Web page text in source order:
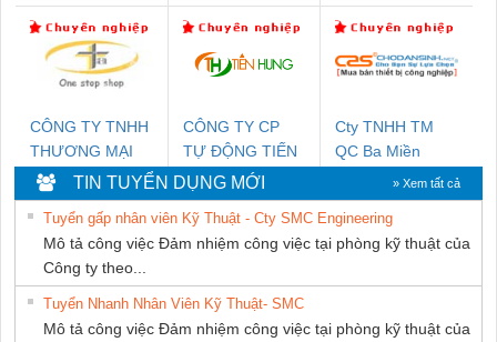
CÔNG TY TNHH
THƯƠNG MẠI
THIÊN ÂN VIỆT
NAM
CÔNG TY CP
TỰ ĐỘNG TIẾN
HƯNG
Cty TNHH TM
QC Ba Miền
TIN TUYỂN DỤNG MỚI » Xem tất cả
Tuyển gấp nhân viên Kỹ Thuật - Cty SMC Engineering
Mô tả công việc Đảm nhiệm công việc tại phòng kỹ thuật của
Công ty theo...
Tuyển Nhanh Nhân Viên Kỹ Thuật- SMC
Mô tả công việc Đảm nhiệm công việc tại phòng kỹ thuật của